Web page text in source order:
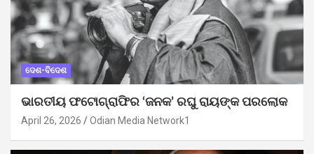
ଦେଶ-ବିଦେଶ
ଭାରତୀୟ ଫଟୋଗ୍ରାଫିର ‘ଜନକ’ ରଘୁ ରାୟଙ୍କ ପରଲୋକ
April 26, 2026 Odian Media Network1